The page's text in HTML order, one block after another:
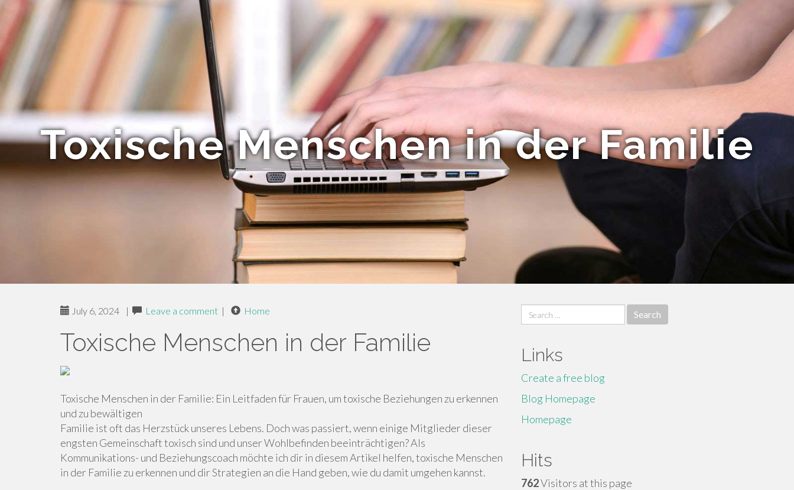
Toxische Menschen in der Familie
July 6, 2024 | Leave a comment | Home
Toxische Menschen in der Familie
Toxische Menschen in der Familie: Ein Leitfaden für Frauen, um toxische Beziehungen zu erkennen
und zu bewältigen
Familie ist oft das Herzstück unseres Lebens. Doch was passiert, wenn einige Mitglieder dieser
engsten Gemeinschaft toxisch sind und unser Wohlbefinden beeinträchtigen? Als
Kommunikations- und Beziehungscoach möchte ich dir in diesem Artikel helfen, toxische Menschen
in der Familie zu erkennen und dir Strategien an die Hand geben, wie du damit umgehen kannst.
Search
for:
Links
Create a free blog
Blog Homepage
Homepage
Hits
762Visitors at this page